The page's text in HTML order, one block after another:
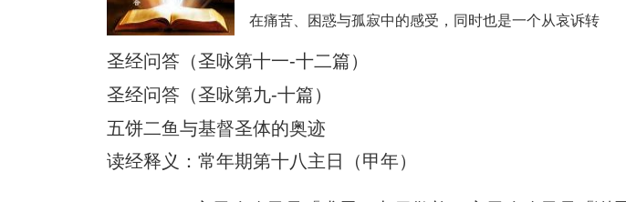
在痛苦、困惑与孤寂中的感受，同时也是一个从哀诉转
向信赖与赞美的祈祷。问2：“上主，你把我全然遗忘，
极大的痛苦与孤单，诗人感到自己被天主遗弃了。他重
复“要到何时”
圣经问答（圣咏第十一-十二篇）
圣经问答（圣咏第九-十篇）
五饼二鱼与基督圣体的奥迹
读经释义：常年期第十八主日（甲年）